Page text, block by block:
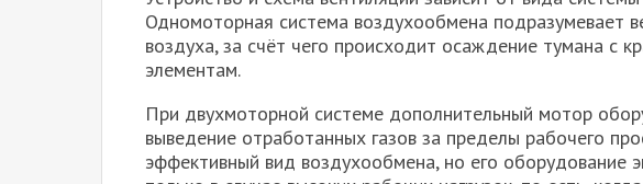
Одномоторная система воздухообмена подразумевает
воздуха, за счёт чего происходит осаждение тумана с
элементам.
При двухмоторной системе дополнительный мотор
выведение отработанных газов за пределы рабочего
эффективный вид воздухообмена, но его оборудование